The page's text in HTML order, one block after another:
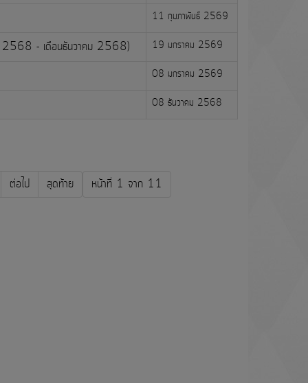
11 กุมภาพันธ์ 2569
ม 2568 - เดือนธันวาคม 2568) 19 มกราคม 2569
08 มกราคม 2569
08 ธันวาคม 2568
หน้าที่ 1 จาก 11
ต่อไป สุดท้าย